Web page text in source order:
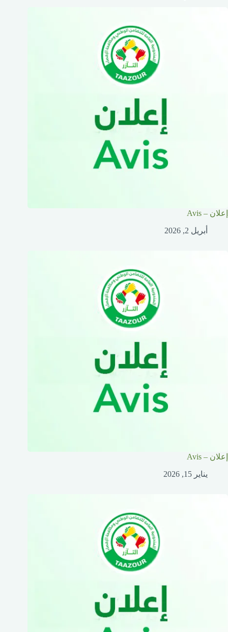
إعلان – Avis
أبريل 2, 2026
إعلان – Avis
يناير 15, 2026